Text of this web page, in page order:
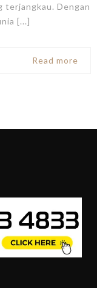
terjangkau. Dengan
[...]
Read more